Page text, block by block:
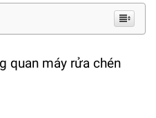
quan máy rửa chén